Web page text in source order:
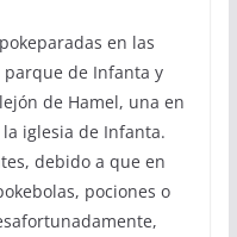
en las
de Infanta y
de Hamel, una en
iglesia de Infanta.
debido a que en
pociones o